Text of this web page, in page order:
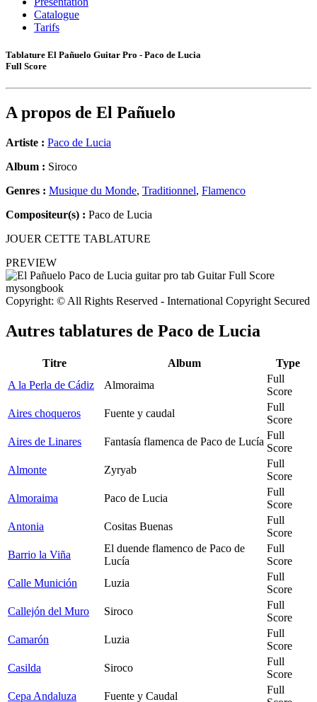
Catalogue
Tarifs
Tablature El Pañuelo Guitar Pro - Paco de Lucia
Full Score
A propos de El Pañuelo
Artiste : Paco de Lucia
Album : Siroco
Genres : Musique du Monde, Traditionnel, Flamenco
Compositeur(s) : Paco de Lucia
JOUER CETTE TABLATURE
PREVIEW
Copyright: © All Rights Reserved - International Copyright Secured
Autres tablatures de Paco de Lucia
Titre Album
Type
A la Perla de Cádiz
Almoraima
Full
Score
Aires choqueros
Fuente y caudal
Full
Score
Aires de Linares
Fantasía flamenca de Paco de Lucía
Full
Score
Almonte
Zyryab
Full
Score
Almoraima
Paco de Lucia
Full
Score
Antonia
Cositas Buenas
Full
Score
Barrio la Viña
El duende flamenco de Paco de
Lucía
Full
Score
Calle Munición
Luzia
Full
Score
Callejón del Muro
Siroco
Full
Score
Camarón
Luzia
Full
Score
Casilda
Siroco
Full
Score
Cepa Andaluza
Fuente y Caudal
Full